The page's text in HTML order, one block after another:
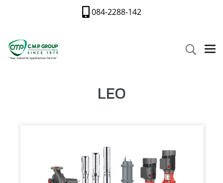
084-2288-142
LEO